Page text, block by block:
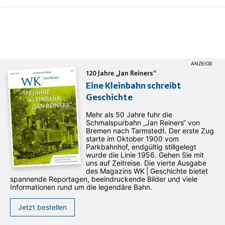
120 Jahre „Jan Reiners“
Eine Kleinbahn schreibt
Geschichte
Mehr als 50 Jahre fuhr die
Schmalspurbahn „Jan ­Reiners“ von
Bremen nach Tarmstedt. Der erste Zug
starte im Oktober 1900 vom
Parkbahnhof, endgültig stillgelegt
wurde die Linie 1956. Gehen Sie mit
uns auf Zeitreise. Die vierte Ausgabe
des ­Magazins WK | Geschichte bietet
spannende Reportagen, beeindruckende Bilder und viele
Informationen rund um die legendäre Bahn.
Jetzt bestellen